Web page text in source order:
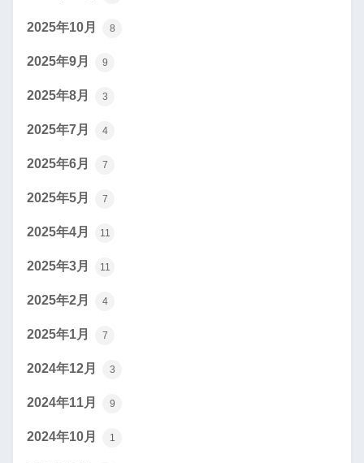
2025年10月 8
2025年9月 9
2025年8月 3
2025年7月 4
2025年6月 7
2025年5月 7
2025年4月 11
2025年3月 11
2025年2月 4
2025年1月 7
2024年12月 3
2024年11月 9
2024年10月 1